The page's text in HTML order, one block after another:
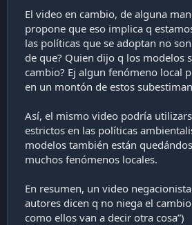
El video en cambio, de alguna
propone que eso implica q
las políticas que se adoptan no
de que? Quien dijo q los modelos
cambio? Ej algun fenómeno local
en un montón de estos
Así, el mismo video podría
estrictos en las políticas
modelos también están
muchos fenómenos locales.
En resumen, un video
autores dicen q no niega el
como ellos van a decir otra cosa”)